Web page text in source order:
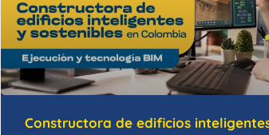
Constructora de edificios